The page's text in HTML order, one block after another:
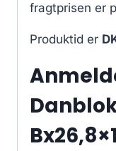
fragtprisen er
Produktid er